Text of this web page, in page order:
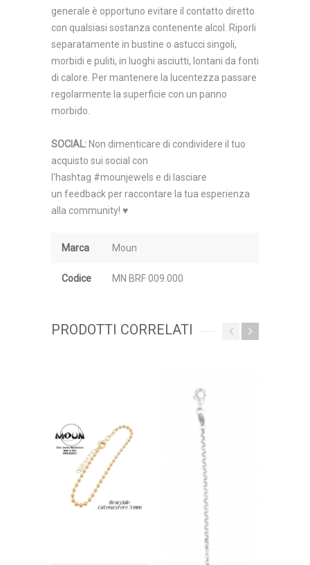
generale è opportuno evitare il contatto diretto
con qualsiasi sostanza contenente alcol. Riporli
separatamente in bustine o astucci singoli,
morbidi e puliti, in luoghi asciutti, lontani da fonti
di calore. Per mantenere la lucentezza passare
regolarmente la superficie con un panno
morbido.
SOCIAL: Non dimenticare di condividere il tuo
acquisto sui social con
l'hashtag #mounjewels e di lasciare
un feedback per raccontare la tua esperienza
alla community! ♥
Marca Moun
Codice MN BRF 009.000
PRODOTTI CORRELATI